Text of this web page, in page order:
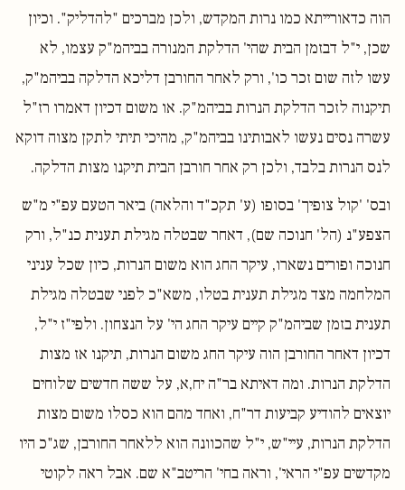
הוה כדאורייתא כמו נרות המקדש, ולכן מברכים "להדליק". וכיון
שכן, י"ל דבזמן הבית שהי' הדלקת המנורה בביהמ"ק עצמו, לא
עשו לזה שום זכר כו', ורק לאחר החורבן דליכא הדלקה בביהמ"ק,
תיקנוה לזכר הדלקת הנרות בביהמ"ק. או משום דכיון דאמרו רז"ל
עשרה נסים נעשו לאבותינו בביהמ"ק, מהיכי תיתי לתקן מצוה דוקא
לנס הנרות בלבד, ולכן רק אחר חורבן הבית תיקנו מצות הדלקה.
ובס' 'קול צופיך' בסופו (ע' תקכ"ד והלאה) ביאר הטעם עפ"י מ"ש
הצפע"נ (הל' חנוכה שם), דאחר שבטלה מגילת תענית כנ"ל, ורק
חנוכה ופורים נשארו, עיקר החג הוא משום הנרות, כיון שכל עניני
המלחמה מצד מגילת תענית בטלו, משא"כ לפני שבטלה מגילת
תענית בזמן שביהמ"ק קיים עיקר החג הי' על הנצחון. ולפי"ז י"ל,
דכיון דאחר החורבן הוה עיקר החג משום הנרות, תיקנו אז מצות
הדלקת הנרות. ומה דאיתא בר"ה יח,א, על ששה חדשים שלוחים
יוצאים להודיע קביעות דר"ח, ואחד מהם הוא כסלו משום מצות
הדלקת הנרות, עיי"ש, י"ל שהכוונה הוא ללאחר החורבן, שג"כ היו
מקדשים עפ"י הראי', וראה בחי' הריטב"א שם. אבל ראה לקוטי